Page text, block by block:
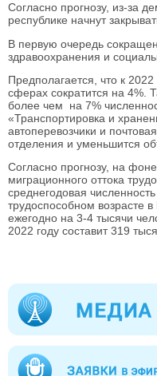
Согласно прогнозу, из-за
республике начнут
В первую очередь
здравоохранения и
Предполагается, что к
сферах сократится на 4%.
более чем на 7%
«Транспортировка и
автоперевозчики и
отделения и уменьшится
Согласно прогнозу, на
миграционного оттока
среднегодовая
трудоспособном возрасте
ежегодно на 3-4 тысячи
2022 году составит 319